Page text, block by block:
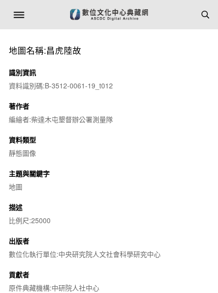
地圖名稱:昌虎陸故
識別資訊
資料識別碼:B-3512-0061-19_t012
著作者
編繪者:柴達木屯墾督辦公署測量隊
資料類型
靜態圖像
主題與關鍵字
地圖
描述
比例尺:25000
出版者
數位化執行單位:中央研究院人文社會科學研究中心
貢獻者
原件典藏機構:中研院人社中心